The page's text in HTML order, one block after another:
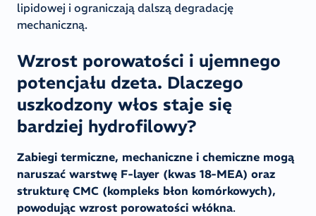
lipidowej i ograniczają dalszą degradację
mechaniczną.
Wzrost porowatości i ujemnego
potencjału dzeta. Dlaczego
uszkodzony włos staje się
bardziej hydrofilowy?
Zabiegi termiczne, mechaniczne i chemiczne mogą
naruszać warstwę F-layer (kwas 18-MEA) oraz
strukturę CMC (kompleks błon komórkowych),
powodując wzrost porowatości włókna.